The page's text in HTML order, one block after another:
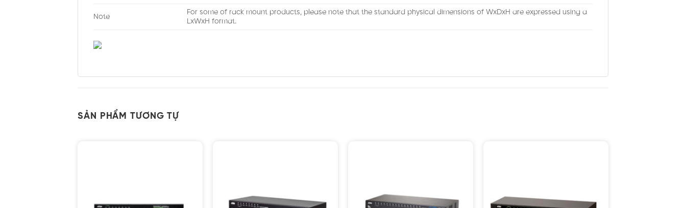
Note
For some of rack mount products, please note that the standard physical dimensions of WxDxH are expressed using a
LxWxH format.
SẢN PHẨM TƯƠNG TỰ